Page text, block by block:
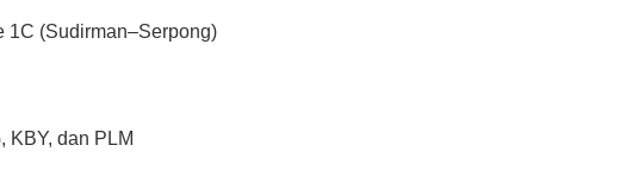
1C (Sudirman–Serpong)
KBY, dan PLM